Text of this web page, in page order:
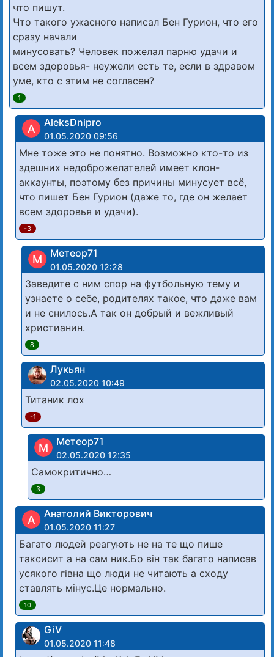
что пишут.
Что такого ужасного написал Бен Гурион, что его
сразу начали
минусовать? Человек пожелал парню удачи и
всем здоровья- неужели есть те, если в здравом
уме, кто с этим не согласен?
1
A AleksDnipro
01.05.2020 09:56
Мне тоже это не понятно. Возможно кто-то из
здешних недоброжелателей имеет клон-
аккаунты, поэтому без причины минусует всё,
что пишет Бен Гурион (даже то, где он желает
всем здоровья и удачи).
-3
М Метеор71
01.05.2020 12:28
Заведите с ним спор на футбольную тему и
узнаете о себе, родителях такое, что даже вам
и не снилось.А так он добрый и вежливый
христианин.
8
Лyкьян
02.05.2020 10:49
Титаник лох
-1
М Метеор71
02.05.2020 12:35
Самокритично…
3
А Анатолий Викторович
01.05.2020 11:27
Багато людей реагують не на те що пише
таксисит а на сам ник.Бо він так багато написав
усякого гівна що люди не читають а сходу
ставлять мінус.Це нормально.
10
GiV
01.05.2020 11:48